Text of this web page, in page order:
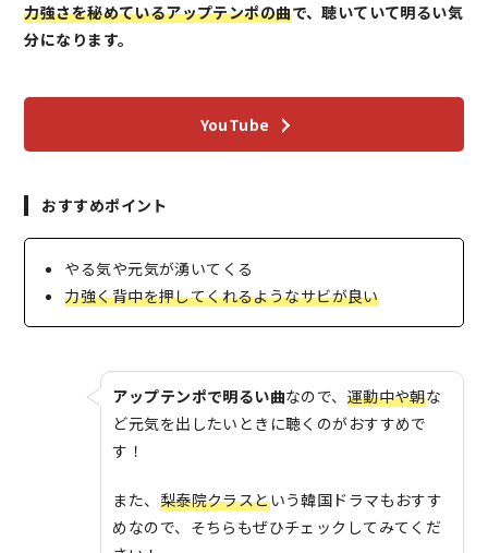
力強さを秘めているアップテンポの曲で、聴いていて明るい気
分になります。
YouTube
おすすめポイント
やる気や元気が湧いてくる
力強く背中を押してくれるようなサビが良い
アップテンポで明るい曲なので、 運動中や朝な
ど元気を出したいときに聴くのがおすすめで
す！
また、 梨泰院クラスという韓国ドラマもおすす
めなので、そちらもぜひチェックしてみてくだ